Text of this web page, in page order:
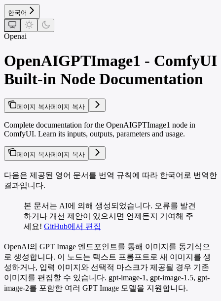
한국어
Openai
OpenAIGPTImage1 - ComfyUI
Built-in Node Documentation
페이지 복사페이지 복사
Complete documentation for the OpenAIGPTImage1 node in
ComfyUI. Learn its inputs, outputs, parameters and usage.
페이지 복사페이지 복사
다음은 제공된 영어 문서를 번역 규칙에 따라 한국어로 번역한
결과입니다.
본 문서는 AI에 의해 생성되었습니다. 오류를 발견
하거나 개선 제안이 있으시면 언제든지 기여해 주
세요! GitHub에서 편집
OpenAI의 GPT Image 엔드포인트를 통해 이미지를 동기식으
로 생성합니다. 이 노드는 텍스트 프롬프트로 새 이미지를 생
성하거나, 입력 이미지와 선택적 마스크가 제공될 경우 기존
이미지를 편집할 수 있습니다. gpt-image-1, gpt-image-1.5, gpt-
image-2를 포함한 여러 GPT Image 모델을 지원합니다.